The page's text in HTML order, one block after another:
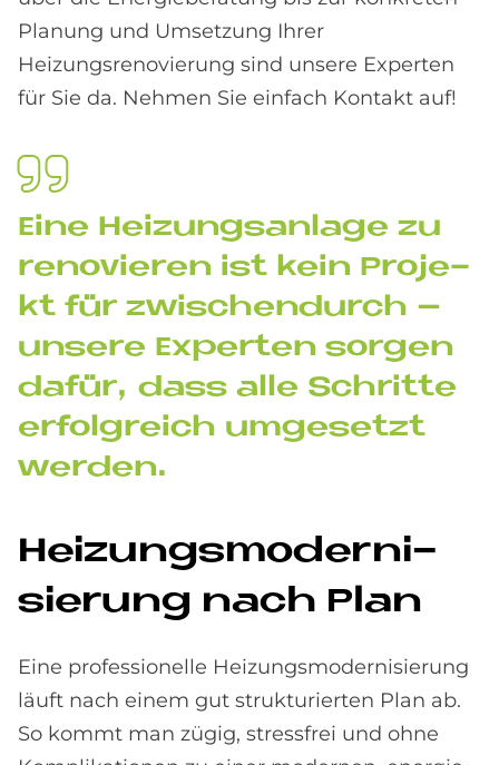
Planung und Umsetzung Ihrer
Heizungsrenovierung sind unsere Experten
für Sie da. Nehmen Sie einfach Kontakt auf!
Eine Hei­zungs­an­la­ge zu
re­no­vie­ren ist kein Pro­je­
kt für zwi­schen­durch –
un­se­re Ex­per­ten sor­gen
da­für, dass alle Schrit­te
er­folg­reich um­ge­set­zt
wer­den.
Hei­zungs­mo­der­ni­
sie­rung nach Plan
Eine professionelle Heizungs­modern­isierung
läuft nach einem gut strukturierten Plan ab.
So kommt man zügig, stressfrei und ohne